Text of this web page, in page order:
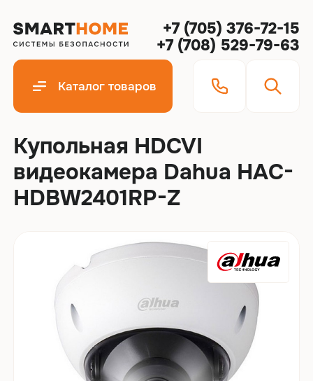
+7 (705) 376-72-15
+7 (708) 529-79-63
Каталог товаров
Купольная HDCVI
видеокамера Dahua HAC-
HDBW2401RP-Z